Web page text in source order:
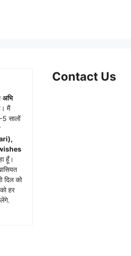
अभि
मैं
सालों
हूँ।
दिल को
हर
Contact Us